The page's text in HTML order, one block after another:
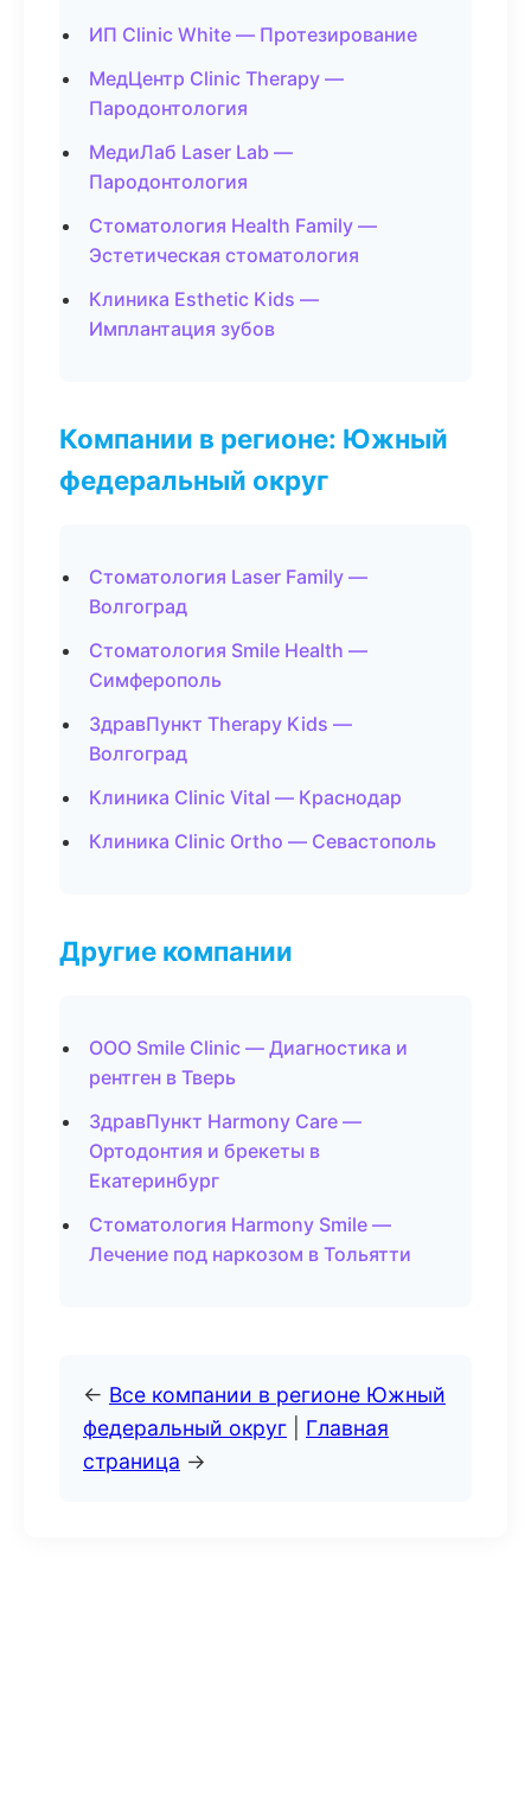
ИП Clinic White — Протезирование
МедЦентр Clinic Therapy —
Пародонтология
МедиЛаб Laser Lab —
Пародонтология
Стоматология Health Family —
Эстетическая стоматология
Клиника Esthetic Kids —
Имплантация зубов
Компании в регионе: Южный
федеральный округ
Стоматология Laser Family —
Волгоград
Стоматология Smile Health —
Симферополь
ЗдравПункт Therapy Kids —
Волгоград
Клиника Clinic Vital — Краснодар
Клиника Clinic Ortho — Севастополь
Другие компании
ООО Smile Clinic — Диагностика и
рентген в Тверь
ЗдравПункт Harmony Care —
Ортодонтия и брекеты в
Екатеринбург
Стоматология Harmony Smile —
Лечение под наркозом в Тольятти
← Все компании в регионе Южный
федеральный округ
Главная
страница →